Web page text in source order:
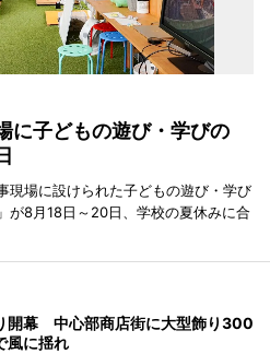
に子どもの遊び・学びの
現場に設けられた子どもの遊び・学び
が8月18日～20日、学校の夏休みに合
開幕 中心部商店街に大型飾り300
風に揺れ